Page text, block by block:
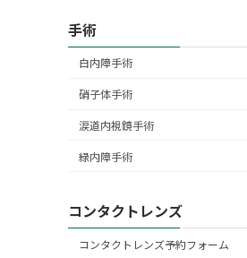
手術
白内障手術
硝子体手術
涙道内視鏡手術
緑内障手術
コンタクトレンズ
コンタクトレンズ予約フォーム